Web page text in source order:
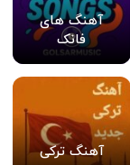
آهنگ های
فانک
آهنگ ترکی